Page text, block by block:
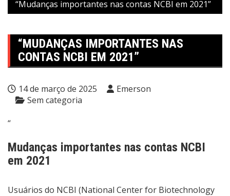
“Mudanças importantes nas contas NCBI em 2021”
“MUDANÇAS IMPORTANTES NAS
CONTAS NCBI EM 2021”
14 de março de 2025
Emerson
Sem categoria
“
Mudanças importantes nas contas NCBI
em 2021
Usuários do NCBI (National Center for Biotechnology